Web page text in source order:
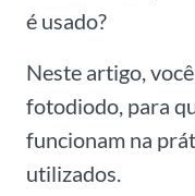
é usado?
Neste artigo,
fotodiodo, para
funcionam na
utilizados.